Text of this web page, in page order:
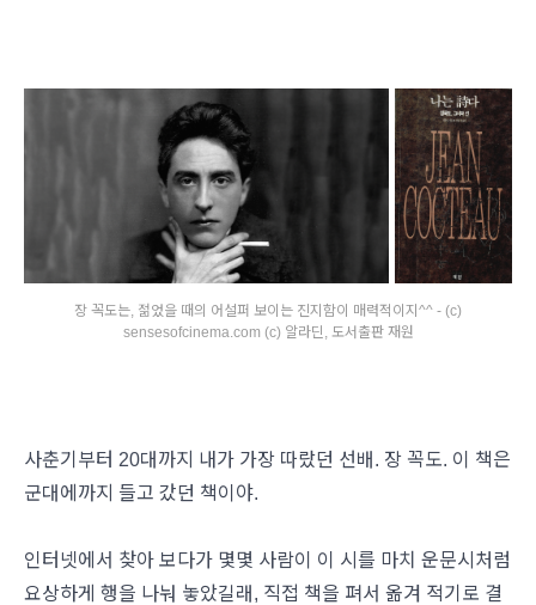
장 꼭도는, 젊었을 때의 어설퍼 보이는 진지함이 매력적이지^^ - (c)
sensesofcinema.com (c) 알라딘, 도서출판 재원
사춘기부터 20대까지 내가 가장 따랐던 선배. 장 꼭도. 이 책은
군대에까지 들고 갔던 책이야.
인터넷에서 찾아 보다가 몇몇 사람이 이 시를 마치 운문시처럼
요상하게 행을 나눠 놓았길래, 직접 책을 펴서 옮겨 적기로 결